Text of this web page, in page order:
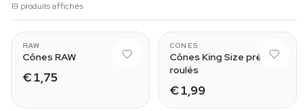
19 produits affichés
RAW
Cônes RAW
€ 1,75
CONES
Cônes King Size pré-
roulés
€ 1,99